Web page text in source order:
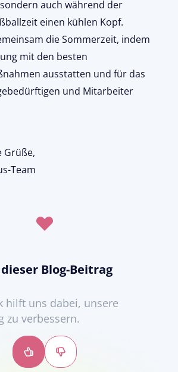
auch während der
einen kühlen Kopf.
die Sommerzeit, indem
mit den besten
ausstatten und für das
und Mitarbeiter
Grüße,
Team
Blog-Beitrag
hilft uns dabei, unsere
zu verbessern.
Daumen
hoch
Daumen
runter